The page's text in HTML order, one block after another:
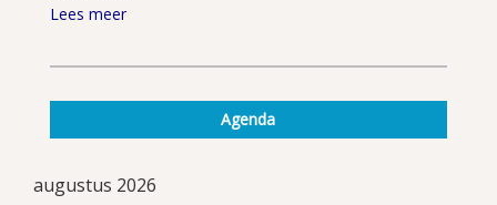
Lees meer
Agenda
augustus 2026